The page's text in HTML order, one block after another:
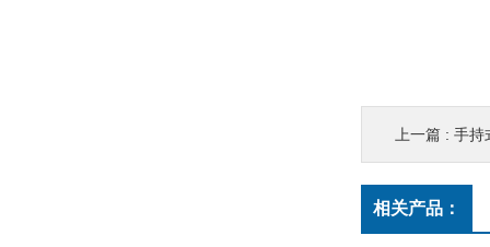
上一篇 : 手持
相关产品：